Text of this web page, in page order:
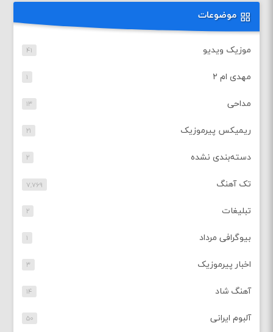
موضوعات
موزیک ویدیو ۴۱
مهدی ام ۲ ۱
مداحی ۱۳
ریمیکس پیرموزیک ۲۱
دسته‌بندی نشده ۲
تک آهنگ ۷,۷۶۹
تبلیغات ۲
بیوگرافی مرداد ۱
اخبار پیرموزیک ۳
آهنگ شاد ۱۴
آلبوم ایرانی ۵۰